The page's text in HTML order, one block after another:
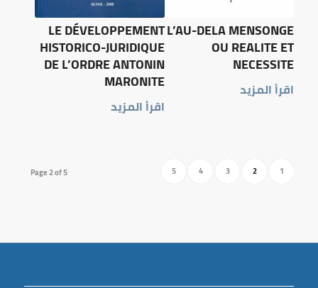
L’AU-DELA MENSONGE
OU REALITE ET
NECESSITE
اقرأ المزيد
LE DÉVELOPPEMENT
HISTORICO-JURIDIQUE
DE L’ORDRE ANTONIN
MARONITE
اقرأ المزيد
Page 2 of 5 1
2
3
4
5